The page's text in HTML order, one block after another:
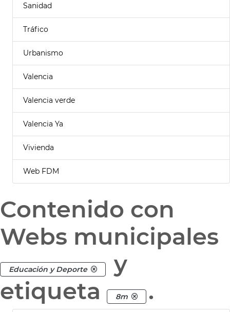
Sanidad
Tráfico
Urbanismo
Valencia
Valencia verde
Valencia Ya
Vivienda
Web FDM
Contenido con
Webs municipales
Educación y Deporte
y
etiqueta
8m .